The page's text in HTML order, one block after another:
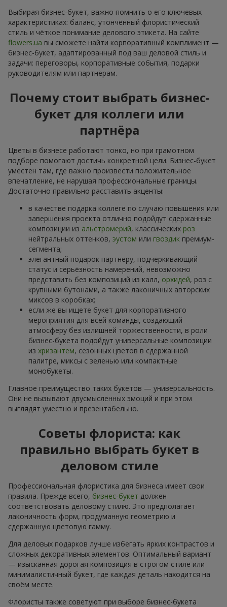
Выбирая бизнес-букет, важно помнить о его ключевых
характеристиках: баланс, утончённый флористический
стиль и чёткое понимание делового этикета. На сайте
flowers.ua вы сможете найти корпоративный комплимент —
бизнес-букет, адаптированный под ваш деловой стиль и
задачи: переговоры, корпоративные события, подарки
руководителям или партнёрам.
Почему стоит выбрать бизнес-
букет для коллеги или
партнёра
Цветы в бизнесе работают тонко, но при грамотном
подборе помогают достичь конкретной цели. Бизнес-букет
уместен там, где важно произвести положительное
впечатление, не нарушая профессиональные границы.
Достаточно правильно расставить акценты:
в качестве подарка коллеге по случаю повышения или
завершения проекта отлично подойдут сдержанные
композиции из альстромерий, классических роз
нейтральных оттенков, эустом или гвоздик премиум-
сегмента;
элегантный подарок партнёру, подчёркивающий
статус и серьёзность намерений, невозможно
представить без композиций из калл, орхидей, роз с
крупными бутонами, а также лаконичных авторских
миксов в коробках;
если же вы ищете букет для корпоративного
мероприятия для всей команды, создающий
атмосферу без излишней торжественности, в роли
бизнес-букета подойдут универсальные композиции
из хризантем, сезонных цветов в сдержанной
палитре, миксы с зеленью или компактные
монобукеты.
Главное преимущество таких букетов — универсальность.
Они не вызывают двусмысленных эмоций и при этом
выглядят уместно и презентабельно.
Советы флориста: как
правильно выбрать букет в
деловом стиле
Профессиональная флористика для бизнеса имеет свои
правила. Прежде всего, бизнес-букет должен
соответствовать деловому стилю. Это предполагает
лаконичность форм, продуманную геометрию и
сдержанную цветовую гамму.
Для деловых подарков лучше избегать ярких контрастов и
сложных декоративных элементов. Оптимальный вариант
— изысканная дорогая композиция в строгом стиле или
минималистичный букет, где каждая деталь находится на
своём месте.
Флористы также советуют при выборе бизнес-букета